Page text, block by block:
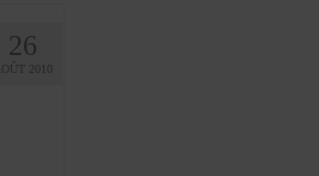
26
2010